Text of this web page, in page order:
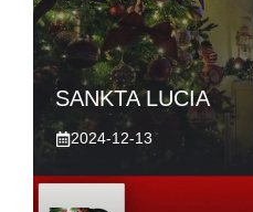
SANKTA LUCIA
2024-12-13